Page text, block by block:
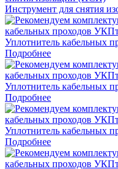
Инструмент для снятия
Уплотнитель кабельных
Подробнее
Уплотнитель кабельных
Подробнее
Уплотнитель кабельных
Подробнее